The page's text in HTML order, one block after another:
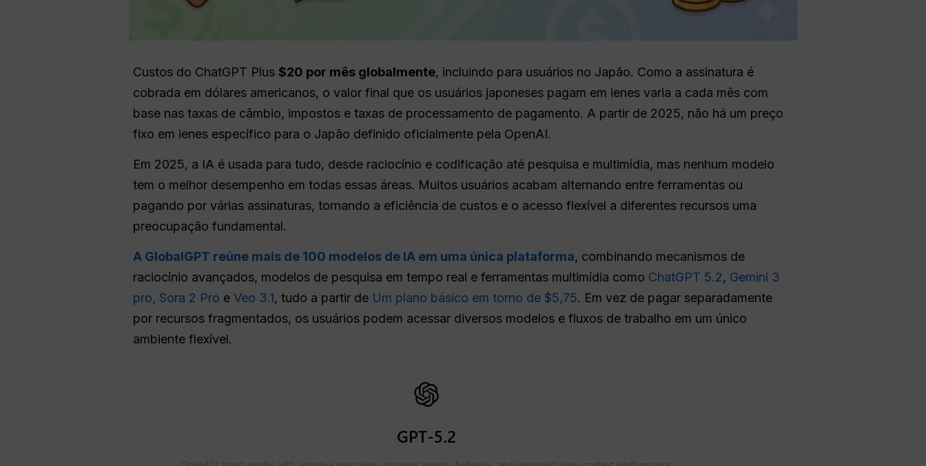
Custos do ChatGPT Plus $20 por mês globalmente, incluindo para usuários no Japão. Como a assinatura é
cobrada em dólares americanos, o valor final que os usuários japoneses pagam em ienes varia a cada mês com
base nas taxas de câmbio, impostos e taxas de processamento de pagamento. A partir de 2025, não há um preço
fixo em ienes específico para o Japão definido oficialmente pela OpenAI.
Em 2025, a IA é usada para tudo, desde raciocínio e codificação até pesquisa e multimídia, mas nenhum modelo
tem o melhor desempenho em todas essas áreas. Muitos usuários acabam alternando entre ferramentas ou
pagando por várias assinaturas, tornando a eficiência de custos e o acesso flexível a diferentes recursos uma
preocupação fundamental.
A GlobalGPT reúne mais de 100 modelos de IA em uma única plataforma, combinando mecanismos de
raciocínio avançados, modelos de pesquisa em tempo real e ferramentas multimídia como ChatGPT 5.2, Gemini 3
pro, Sora 2 Pro e Veo 3.1, tudo a partir de Um plano básico em torno de $5,75. Em vez de pagar separadamente
por recursos fragmentados, os usuários podem acessar diversos modelos e fluxos de trabalho em um único
ambiente flexível.